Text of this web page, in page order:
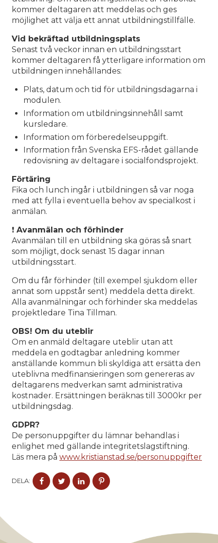
kommer deltagaren att meddelas och ges
möjlighet att välja ett annat utbildningstillfälle.
Vid bekräftad utbildningsplats
Senast två veckor innan en utbildningsstart
kommer deltagaren få ytterligare information om
utbildningen innehållandes:
Plats, datum och tid för utbildningsdagarna i
modulen.
Information om utbildningsinnehåll samt
kursledare.
Information om förberedelseuppgift.
Information från Svenska EFS-rådet gällande
redovisning av deltagare i socialfondsprojekt.
Förtäring
Fika och lunch ingår i utbildningen så var noga
med att fylla i eventuella behov av specialkost i
anmälan.
❗ Avanmälan och förhinder
Avanmälan till en utbildning ska göras så snart
som möjligt, dock senast 15 dagar innan
utbildningsstart.
Om du får förhinder (till exempel sjukdom eller
annat som uppstår sent) meddela detta direkt.
Alla avanmälningar och förhinder ska meddelas
projektledare Tina Tillman.
OBS! Om du uteblir
Om en anmäld deltagare uteblir utan att
meddela en godtagbar anledning kommer
anställande kommun bli skyldiga att ersätta den
uteblivna medfinansieringen som genereras av
deltagarens medverkan samt administrativa
kostnader. Ersättningen beräknas till 3000kr per
utbildningsdag.
GDPR?
De personuppgifter du lämnar behandlas i
enlighet med gällande integritetslagstiftning.
Läs mera på www.kristianstad.se/personuppgifter
DELA:
DELA
PÅ
FACEBOOK
DELA
PÅ
TWITTER
DELA
PÅ
LINKEDIN
PÅ